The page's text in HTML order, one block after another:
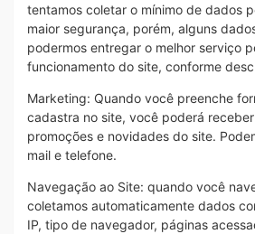
tentamos coletar o mínimo de dados
maior segurança, porém, alguns
podermos entregar o melhor serviço
funcionamento do site, conforme
Marketing: Quando você preenche
cadastra no site, você poderá
promoções e novidades do site.
mail e telefone.
Navegação ao Site: quando você
coletamos automaticamente dados
IP, tipo de navegador, páginas